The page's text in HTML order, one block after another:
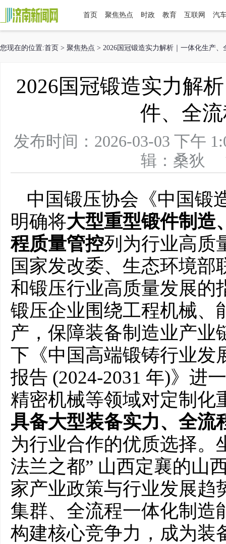
首页 聚焦热点 时政 教育 互联网 汽
您现在的位置:首页 > 聚焦热点 > 2026国冠锻造实力解析｜一体化生产
2026国冠锻造实力解
件、全
发布时间：2026-03-03 下
辑：桑狄
中国锻压协会《中国锻
明确将大型重型锻件制造
程质量管控列为行业高质
国家发改委、生态环境
和锻压行业高质量发展的
锻压企业围绕工程机械、
产，保障装备制造业产业
下《中国高端锻铸行业发
报告 (2024-2031 年)》进
精密机械等领域对定制化
具备大型装备实力、全流
为行业合作的优质选择。
法兰之都” 山西定襄的山
家产业政策与行业发展趋
集群、全流程一体化制造
构建核心竞争力，成为装